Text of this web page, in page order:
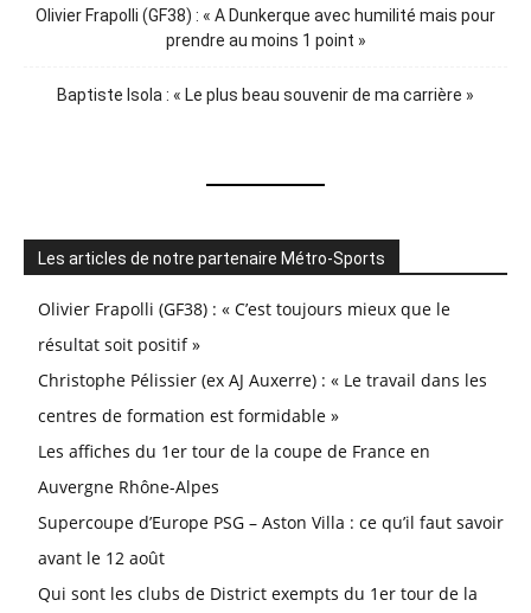
Olivier Frapolli (GF38) : « A Dunkerque avec humilité mais pour
prendre au moins 1 point »
Baptiste Isola : « Le plus beau souvenir de ma carrière »
Les articles de notre partenaire Métro-Sports
Olivier Frapolli (GF38) : « C’est toujours mieux que le
résultat soit positif »
Christophe Pélissier (ex AJ Auxerre) : « Le travail dans les
centres de formation est formidable »
Les affiches du 1er tour de la coupe de France en
Auvergne Rhône-Alpes
Supercoupe d’Europe PSG – Aston Villa : ce qu’il faut savoir
avant le 12 août
Qui sont les clubs de District exempts du 1er tour de la